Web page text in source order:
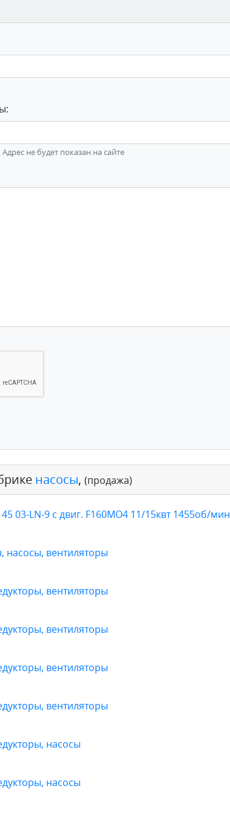
не будет показан на сайте
насосы, (продажа)
03-LN-9 с двиг. F160MO4 11/15квт 1455об/мин
насосы, вентиляторы
вентиляторы
вентиляторы
вентиляторы
вентиляторы
насосы
насосы